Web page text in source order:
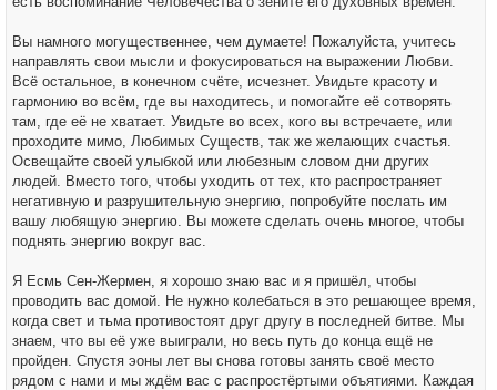
Вы намного могущественнее, чем думаете! Пожалуйста, учитесь
направлять свои мысли и фокусироваться на выражении Любви.
Всё остальное, в конечном счёте, исчезнет. Увидьте красоту и
гармонию во всём, где вы находитесь, и помогайте её сотворять
там, где её не хватает. Увидьте во всех, кого вы встречаете, или
проходите мимо, Любимых Существ, так же желающих счастья.
Освещайте своей улыбкой или любезным словом дни других
людей. Вместо того, чтобы уходить от тех, кто распространяет
негативную и разрушительную энергию, попробуйте послать им
вашу любящую энергию. Вы можете сделать очень многое, чтобы
поднять энергию вокруг вас.
Я Есмь Сен-Жермен, я хорошо знаю вас и я пришёл, чтобы
проводить вас домой. Не нужно колебаться в это решающее время,
когда свет и тьма противостоят друг другу в последней битве. Мы
знаем, что вы её уже выиграли, но весь путь до конца ещё не
пройден. Спустя эоны лет вы снова готовы занять своё место
рядом с нами и мы ждём вас с распростёртыми объятиями. Каждая